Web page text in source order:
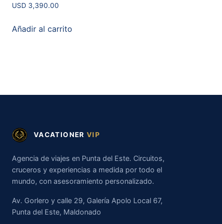
USD 3,390.00
Añadir al carrito
VACATIONER VIP
Agencia de viajes en Punta del Este. Circuitos,
cruceros y experiencias a medida por todo el
mundo, con asesoramiento personalizado.
Av. Gorlero y calle 29, Galería Apolo Local 67,
Punta del Este, Maldonado